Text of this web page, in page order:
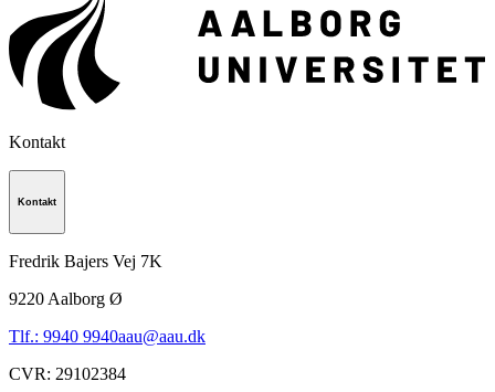
Kontakt
Kontakt
Fredrik Bajers Vej 7K
9220 Aalborg Ø
Tlf.: 9940 9940aau@aau.dk
CVR: 29102384